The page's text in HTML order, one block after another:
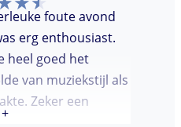
foute avond
erg enthousiast.
heel goed het
van muziekstijl als
Zeker een
+